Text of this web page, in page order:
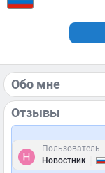
Обо мне
Отзывы
Пользователь
Новостник